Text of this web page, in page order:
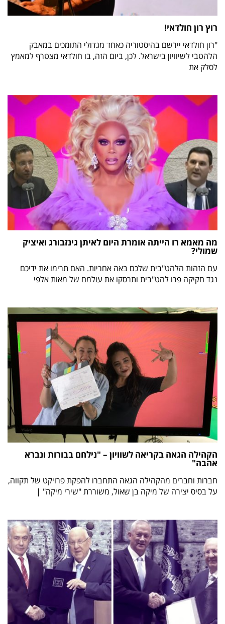
רוץ רון חולדאי!
"רון חולדאי יירשם בהיסטוריה כאחד מגדולי התומכים במאבק
הלהטבי לשיוויון בישראל. לכן, ביום הזה, בו חולדאי מצטרף למאמץ
לסלק את
מה מאמא רו הייתה אומרת היום לאיתן גינזבורג ואיציק
שמולי?
עם הזהות הלהט"בית שלכם באה אחריות. האם תרימו את ידיכם
נגד חקיקה פרו להט"בית ותרסקו את עולמם של מאות אלפי
הקהילה הגאה בקריאה לשוויון – "נילחם בבורות ונברא
אהבה"
חברות וחברים מהקהילה הגאה התחברו להפקת פרויקט של תקווה,
על בסיס יצירה של מיקה בן שאול, משוררת "שירי מיקה" |